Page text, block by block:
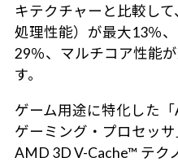
キテクチャーと比較し
処理性能）が最大13％
29％、マルチコア性能
す。
ゲーム用途に特化した
ゲーミング・プロセッサ
AMD 3D V-Cache™ テク